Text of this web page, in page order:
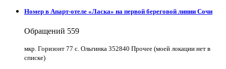
Номер в Апарт-отеле «Ласка» на первой береговой линии Сочи
Обращений 559
мкр. Горизонт 77 с. Ольгинка 352840 Прочее (моей локации нет в
списке)